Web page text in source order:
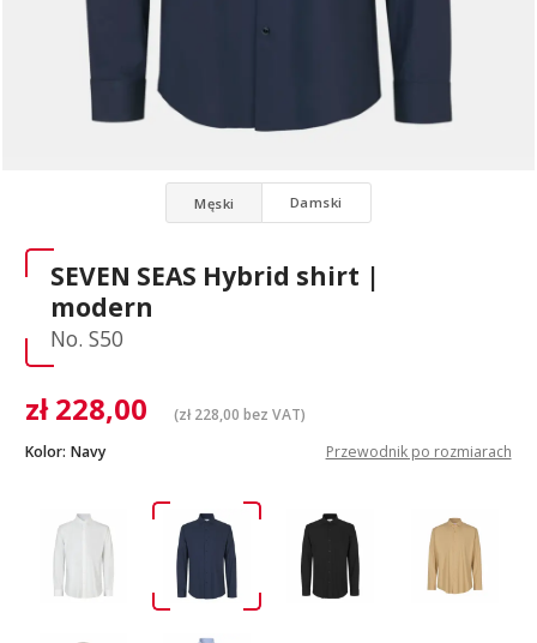
Męski Damski
SEVEN SEAS Hybrid shirt |
modern
No. S50
zł 228,00 (zł 228,00 bez VAT)
Kolor: Navy Przewodnik po rozmiarach